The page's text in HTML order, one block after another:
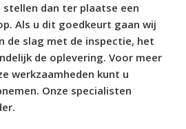
dan ter plaatse een
Als u dit goedkeurt gaan wij
de slag met de inspectie, het
de oplevering. Voor meer
werkzaamheden kunt u
Onze specialisten